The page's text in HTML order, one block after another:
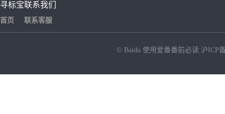
寻标宝
首页
联系我们
联系客服
© Baidu 使用爱番番前必读 沪ICP